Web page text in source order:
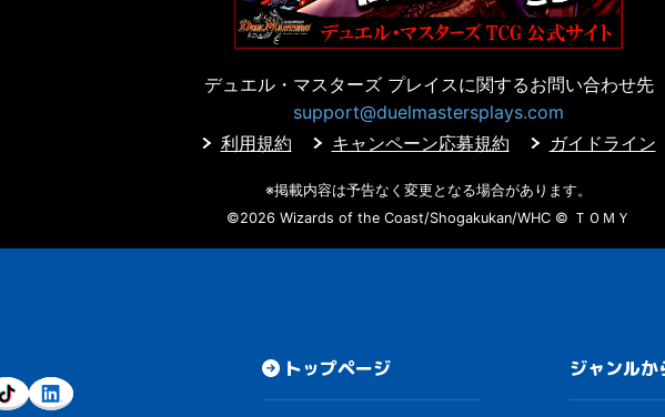
デュエル・マスターズ プレイスに関するお問い合わせ先
support@duelmastersplays.com
利用規約
キャンペーン応募規約 ガイドライン
※掲載内容は予告なく変更となる場合があります。
©2026 Wizards of the Coast/Shogakukan/WHC © ＴＯＭＹ
トップページ ジャンルか